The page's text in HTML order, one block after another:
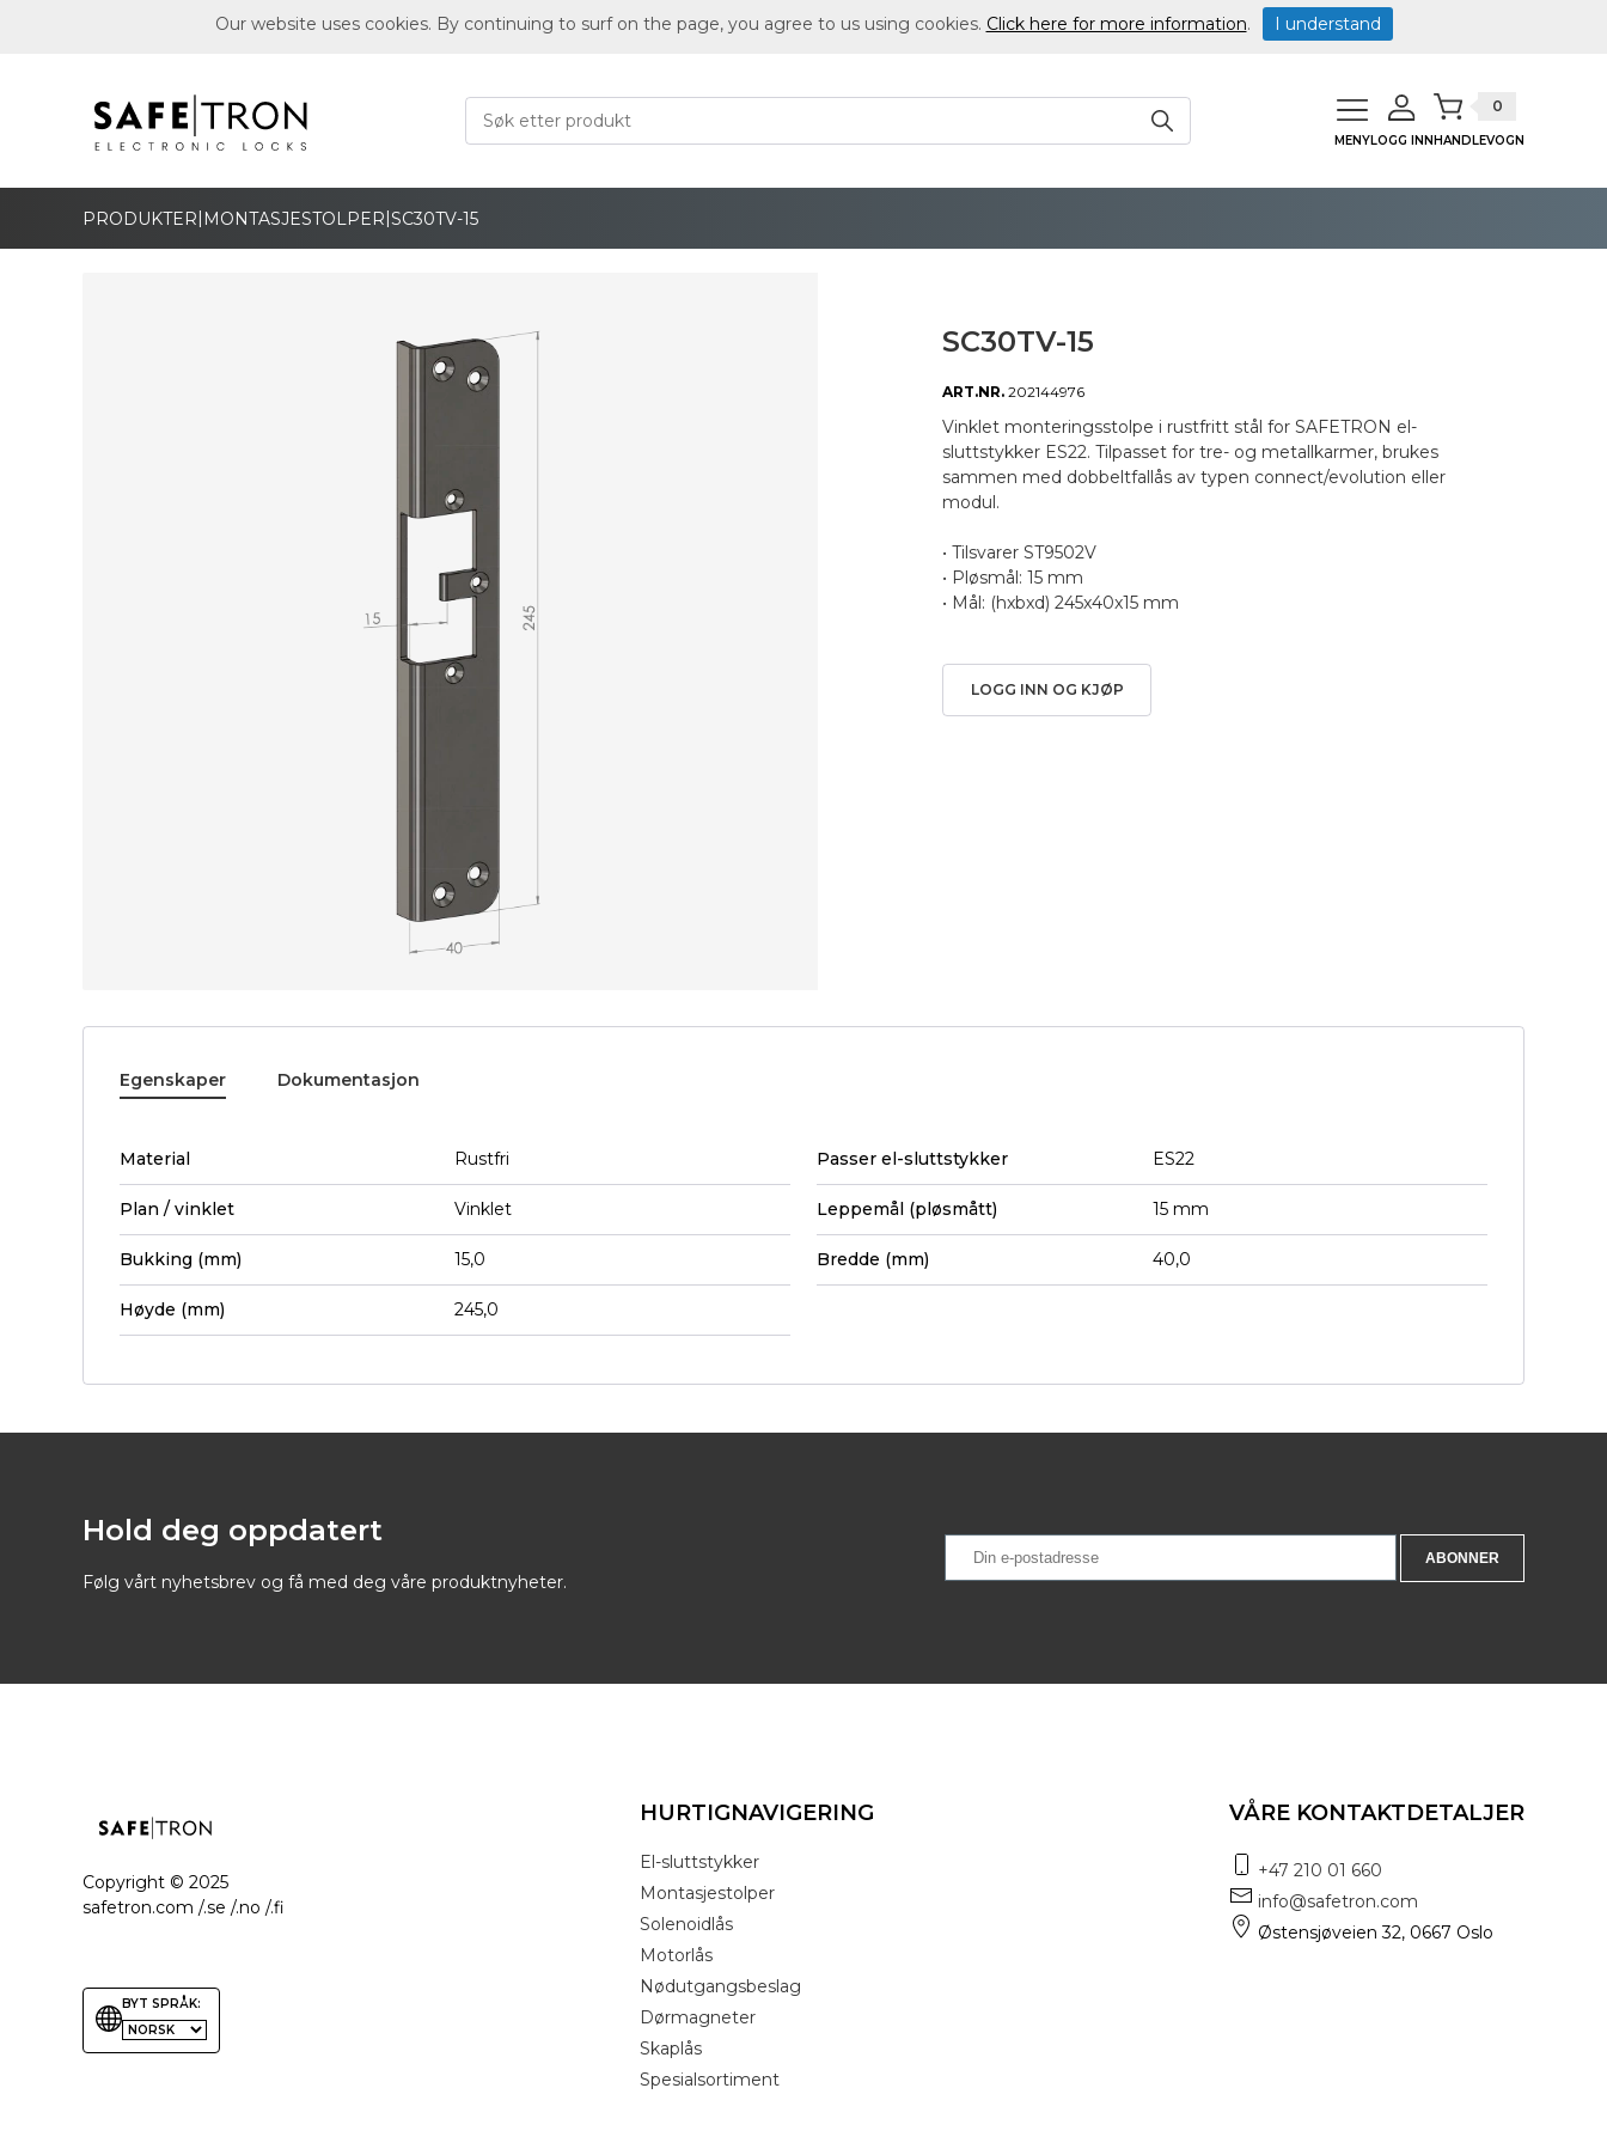
MENYLOGG INN
0
HANDLEVOGN
PRODUKTER| MONTASJESTOLPER|SC30TV-15
SC30TV-15
ART.NR. 202144976
Vinklet monteringsstolpe i rustfritt stål for SAFETRON el-
sluttstykker ES22. Tilpasset for tre- og metallkarmer, brukes
sammen med dobbeltfallås av typen connect/evolution eller
modul.
• Tilsvarer ST9502V
• Pløsmål: 15 mm
• Mål: (hxbxd) 245x40x15 mm
LOGG INN OG KJØP
Egenskaper Dokumentasjon
Material Rustfri Passer el-sluttstykker ES22
Plan / vinklet Vinklet Leppemål (pløsmått) 15 mm
Bukking (mm) 15,0 Bredde (mm) 40,0
Høyde (mm) 245,0
Hold deg oppdatert
Følg vårt nyhetsbrev og få med deg våre produktnyheter.
Copyright © 2025
safetron.com /.se /.no /.fi
HURTIGNAVIGERING
El-sluttstykker
Montasjestolper
Solenoidlås
Motorlås
Nødutgangsbeslag
Dørmagneter
Skaplås
Spesialsortiment
VÅRE KONTAKTDETALJER
+47 210 01 660
info@safetron.com
Østensjøveien 32, 0667 Oslo
BYT SPRÅK:
Our website uses cookies. By continuing to surf on the page, you agree to us using cookies. Click here for more information. I understand